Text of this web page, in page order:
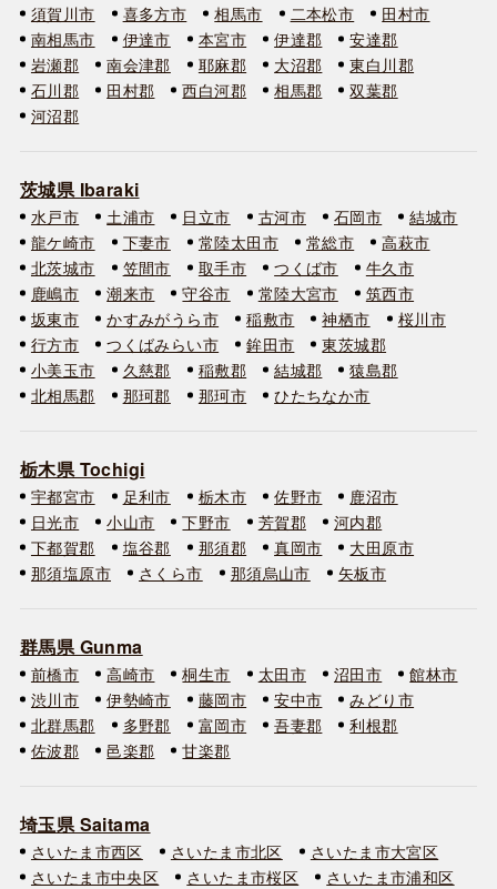
須賀川市
喜多方市 相馬市 二本松市
田村市
南相馬市
伊達市 本宮市 伊達郡
安達郡
岩瀬郡
南会津郡 耶麻郡 大沼郡
東白川郡
石川郡
田村郡 西白河郡 相馬郡
双葉郡
河沼郡
茨城県 Ibaraki
水戸市 土浦市 日立市 古河市 石岡市
結城市
龍ケ崎市
下妻市 常陸太田市 常総市
高萩市
北茨城市
笠間市 取手市 つくば市
牛久市
鹿嶋市
潮来市 守谷市 常陸大宮市
筑西市
坂東市
かすみがうら市 稲敷市 神栖市
桜川市
行方市
つくばみらい市 鉾田市
東茨城郡
小美玉市
久慈郡 稲敷郡 結城郡
猿島郡
北相馬郡
那珂郡 那珂市 ひたちなか市
栃木県 Tochigi
宇都宮市 足利市 栃木市 佐野市
鹿沼市
日光市
小山市 下野市 芳賀郡
河内郡
下都賀郡
塩谷郡 那須郡 真岡市
大田原市
那須塩原市
さくら市 那須烏山市 矢板市
群馬県 Gunma
前橋市 高崎市 桐生市 太田市 沼田市
館林市
渋川市
伊勢崎市 藤岡市 安中市
みどり市
北群馬郡
多野郡 富岡市 吾妻郡
利根郡
佐波郡
邑楽郡 甘楽郡
埼玉県 Saitama
さいたま市西区 さいたま市北区
さいたま市大宮区
さいたま市中央区
さいたま市桜区
さいたま市浦和区